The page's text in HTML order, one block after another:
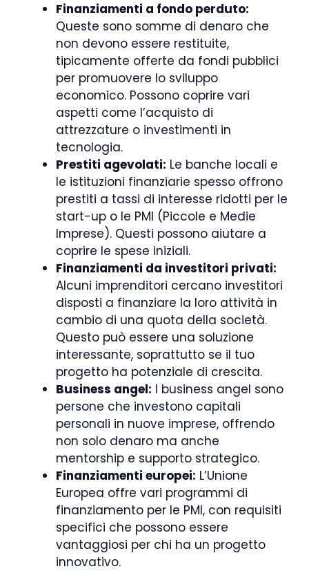
Finanziamenti a fondo perduto:
Queste sono somme di denaro che
non devono essere restituite,
tipicamente offerte da fondi pubblici
per promuovere lo sviluppo
economico. Possono coprire vari
aspetti come l’acquisto di
attrezzature o investimenti in
tecnologia.
Prestiti agevolati: Le banche locali e
le istituzioni finanziarie spesso offrono
prestiti a tassi di interesse ridotti per le
start-up o le PMI (Piccole e Medie
Imprese). Questi possono aiutare a
coprire le spese iniziali.
Finanziamenti da investitori privati:
Alcuni imprenditori cercano investitori
disposti a finanziare la loro attività in
cambio di una quota della società.
Questo può essere una soluzione
interessante, soprattutto se il tuo
progetto ha potenziale di crescita.
Business angel: I business angel sono
persone che investono capitali
personali in nuove imprese, offrendo
non solo denaro ma anche
mentorship e supporto strategico.
Finanziamenti europei: L’Unione
Europea offre vari programmi di
finanziamento per le PMI, con requisiti
specifici che possono essere
vantaggiosi per chi ha un progetto
innovativo.